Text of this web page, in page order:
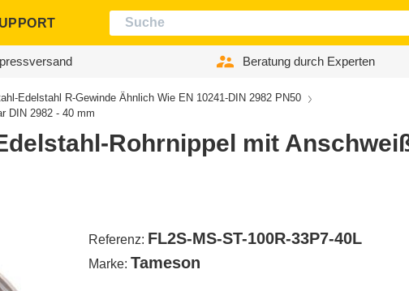
Beratung durch Experten
Edelstahl R-Gewinde Ähnlich Wie EN 10241-DIN 2982 PN50
DIN 2982 - 40 mm
Rohrnippel mit
Referenz: FL2S-MS-ST-100R-33P7-40L
Marke: Tameson